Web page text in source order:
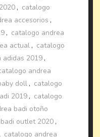
, catalogo
accesorios ,
, catalogo andrea
actual , catalogo
adidas 2019 ,
andrea
doll , catalogo
2019 , catalogo
badi otoño
outlet 2020 ,
catalogo andrea